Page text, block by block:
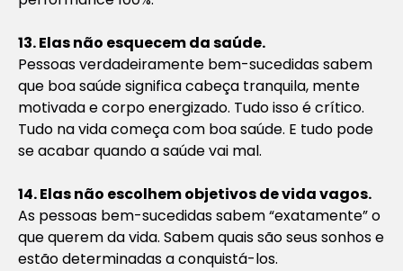
13. Elas não esquecem da saúde.
Pessoas verdadeiramente bem-sucedidas sabem
que boa saúde significa cabeça tranquila, mente
motivada e corpo energizado. Tudo isso é crítico.
Tudo na vida começa com boa saúde. E tudo pode
se acabar quando a saúde vai mal.
14. Elas não escolhem objetivos de vida vagos.
As pessoas bem-sucedidas sabem “exatamente” o
que querem da vida. Sabem quais são seus sonhos e
estão determinadas a conquistá-los.